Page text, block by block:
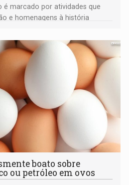
é marcado por atividades que
e homenagens à história
boato sobre
ou petróleo em ovos